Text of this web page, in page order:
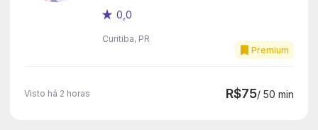
Premium
0,0
Curitiba, PR
Visto há 2 horas R$75/ 50 min